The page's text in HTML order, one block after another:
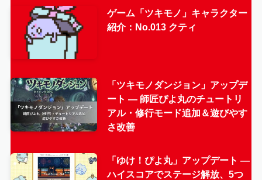
ゲーム「ツキモノ」キャラクター
紹介：No.013 クティ
「ツキモノダンジョン」アップデ
ート — 師匠ぴよ丸のチュートリ
アル・修行モード追加＆遊びやす
さ改善
「ゆけ！ぴよ丸」アップデート —
ハイスコアでステージ解放、5つ